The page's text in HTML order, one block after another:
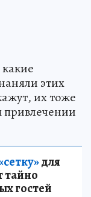
этих
их тоже
привлечении
для
тайно
гостей